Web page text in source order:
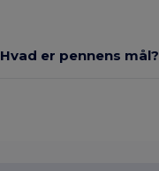
Hvad er pennens mål?